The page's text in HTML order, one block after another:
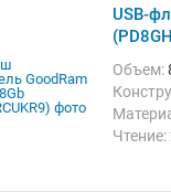
USB-
Объем:
Чтение: